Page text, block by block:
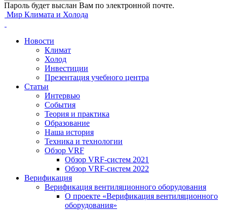
Пароль будет выслан Вам по электронной почте.
Мир Климата и Холода
Новости
Климат
Холод
Инвестиции
Презентация учебного центра
Статьи
Интервью
События
Теория и практика
Образование
Наша история
Техника и технологии
Обзор VRF
Обзор VRF-систем 2021
Обзор VRF-систем 2022
Верификация
Верификация вентиляционного оборудования
О проекте «Верификация вентиляционного
оборудования»